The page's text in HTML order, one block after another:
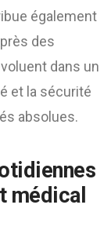
également
des
dans un
et la sécurité
absolues.
médical